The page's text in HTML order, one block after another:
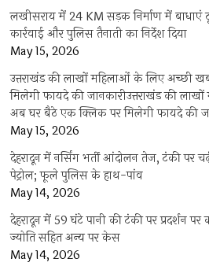
लखीसराय में 24 KM सड़क निर्माण में बाधाएं
कार्रवाई और पुलिस तैनाती का निर्देश दिया
May 15, 2026
उत्तराखंड की लाखों महिलाओं के लिए अच्छी
मिलेगी फायदे की जानकारीउत्तराखंड की
अब घर बैठे एक क्लिक पर मिलेगी फायदे की
May 15, 2026
देहरादून में नर्सिंग भर्ती आंदोलन तेज, टंकी पर
पेट्रोल; फूले पुलिस के हाथ-पांव
May 14, 2026
देहरादून में 59 घंटे पानी की टंकी पर प्रदर्शन पर
ज्योति सहित अन्य पर केस
May 14, 2026